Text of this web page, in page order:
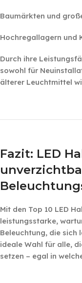
Baumärkten und
Hochregallagern und
Durch ihre
sowohl für
älterer Leuchtmittel
Fazit: LED
Mit den Top 10 LED
leistungsstarke,
Beleuchtung, die sich
ideale Wahl für alle,
setzen – egal in